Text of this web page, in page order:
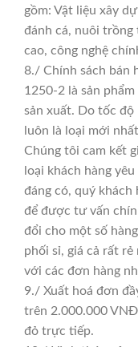
gồm: Vật liệu xây
đánh cá, nuôi trồng
cao, công nghệ
8./ Chính sách bán
1250-2 là sản
sản xuất. Do tốc độ
luôn là loại mới
Chúng tôi cam kết
loại khách hàng
đáng có, quý khách
để được tư vấn
đổi cho một số
phối sỉ, giá cả rất
với các đơn hàng
9./ Xuất hoá đơn
trên 2.000.000
đỏ trực tiếp.